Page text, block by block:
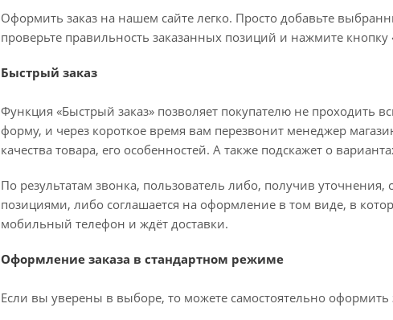
Оформить заказ на нашем сайте легко. Просто добавьте
проверьте правильность заказанных позиций и нажмите
Быстрый заказ
Функция «Быстрый заказ» позволяет покупателю не проходить
форму, и через короткое время вам перезвонит менеджер
качества товара, его особенностей. А также подскажет о
По результатам звонка, пользователь либо, получив
позициями, либо соглашается на оформление в том виде, в
мобильный телефон и ждёт доставки.
Оформление заказа в стандартном режиме
Если вы уверены в выборе, то можете самостоятельно оформить